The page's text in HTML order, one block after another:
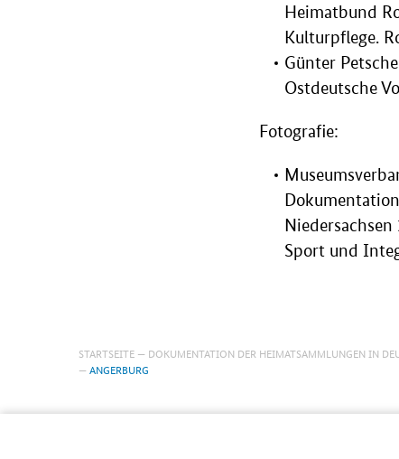
Heimatbund
Kulturpflege.
Günter
Ostdeutsche
Fotografie:
Sport und
STARTSEITE DOKUMENTATION DER HEIMATSAMMLUNGEN IN
ANGERBURG